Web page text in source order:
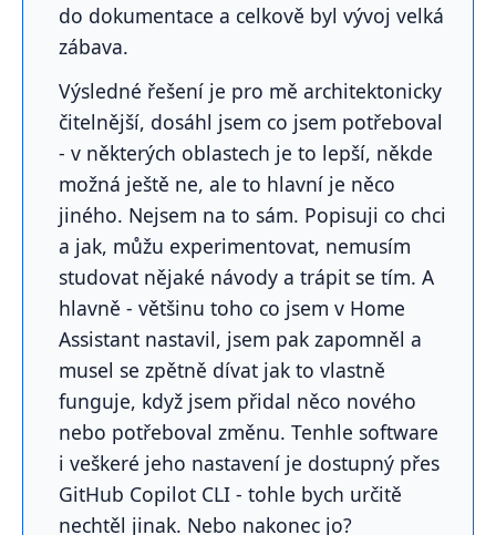
do dokumentace a celkově byl vývoj velká
zábava.
Výsledné řešení je pro mě architektonicky
čitelnější, dosáhl jsem co jsem potřeboval
- v některých oblastech je to lepší, někde
možná ještě ne, ale to hlavní je něco
jiného. Nejsem na to sám. Popisuji co chci
a jak, můžu experimentovat, nemusím
studovat nějaké návody a trápit se tím. A
hlavně - většinu toho co jsem v Home
Assistant nastavil, jsem pak zapomněl a
musel se zpětně dívat jak to vlastně
funguje, když jsem přidal něco nového
nebo potřeboval změnu. Tenhle software
i veškeré jeho nastavení je dostupný přes
GitHub Copilot CLI - tohle bych určitě
nechtěl jinak. Nebo nakonec jo?